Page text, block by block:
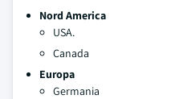
Nord America
USA.
Canada
Europa
Germania